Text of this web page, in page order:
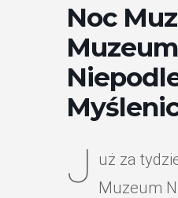
Noc
Muzeum
J uż za
Muzeum